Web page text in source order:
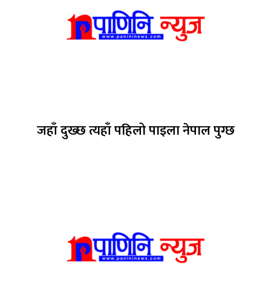
जहाँ दुख्छ त्यहाँ पहिलो पाइला नेपाल पुग्छ